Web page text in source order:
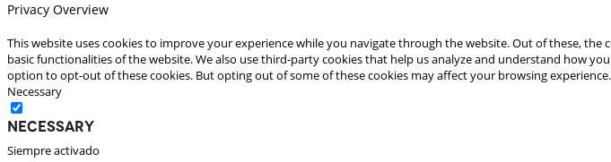
Privacy Overview
This website uses cookies to improve your experience while you navigate through the website. Out of these,
basic functionalities of the website. We also use third-party cookies that help us analyze and understand how
option to opt-out of these cookies. But opting out of some of these cookies may affect your browsing experience.
Necessary
Necessary
Siempre activado